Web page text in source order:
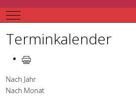
Mobile Menu Toggle
Terminkalender
Nach Jahr
Nach Monat